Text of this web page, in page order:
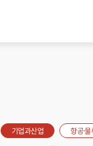
기업과산업 항공·